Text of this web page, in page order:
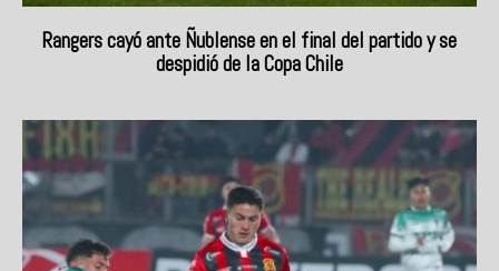
Rangers cayó ante Ñublense en el final del partido y se
despidió de la Copa Chile